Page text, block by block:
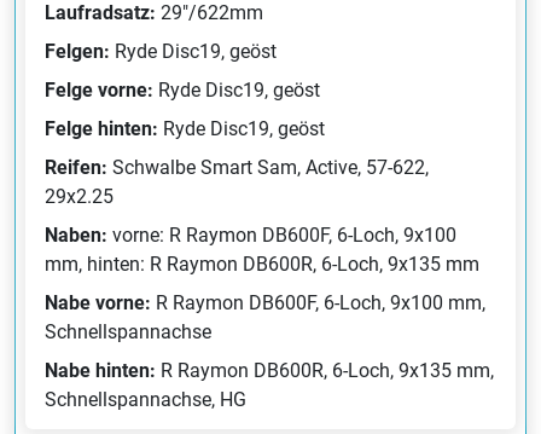
Laufradsatz: 29"/622mm
Felgen: Ryde Disc19, geöst
Felge vorne: Ryde Disc19, geöst
Felge hinten: Ryde Disc19, geöst
Reifen: Schwalbe Smart Sam, Active, 57-622,
29x2.25
Naben: vorne: R Raymon DB600F, 6-Loch, 9x100
mm, hinten: R Raymon DB600R, 6-Loch, 9x135 mm
Nabe vorne: R Raymon DB600F, 6-Loch, 9x100 mm,
Schnellspannachse
Nabe hinten: R Raymon DB600R, 6-Loch, 9x135 mm,
Schnellspannachse, HG